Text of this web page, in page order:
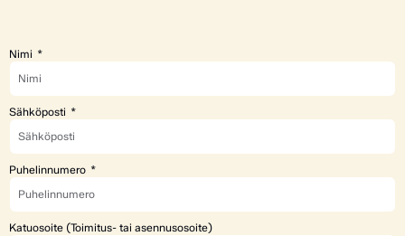
Nimi
Sähköposti
Puhelinnumero
Katuosoite (Toimitus- tai asennusosoite)